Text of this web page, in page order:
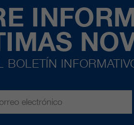
BOLETÍN